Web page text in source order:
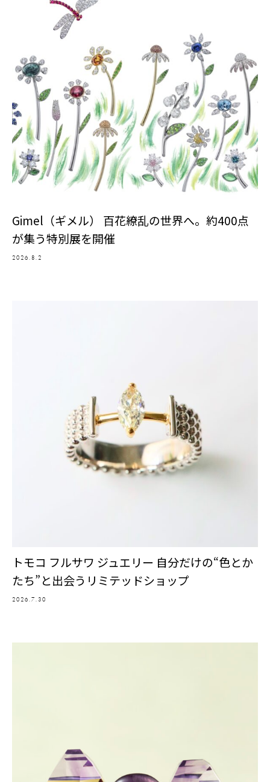
Gimel（ギメル） 百花繚乱の世界へ。約400点
が集う特別展を開催
2026.8.2
トモコ フルサワ ジュエリー 自分だけの“色とか
たち”と出会うリミテッドショップ
2026.7.30